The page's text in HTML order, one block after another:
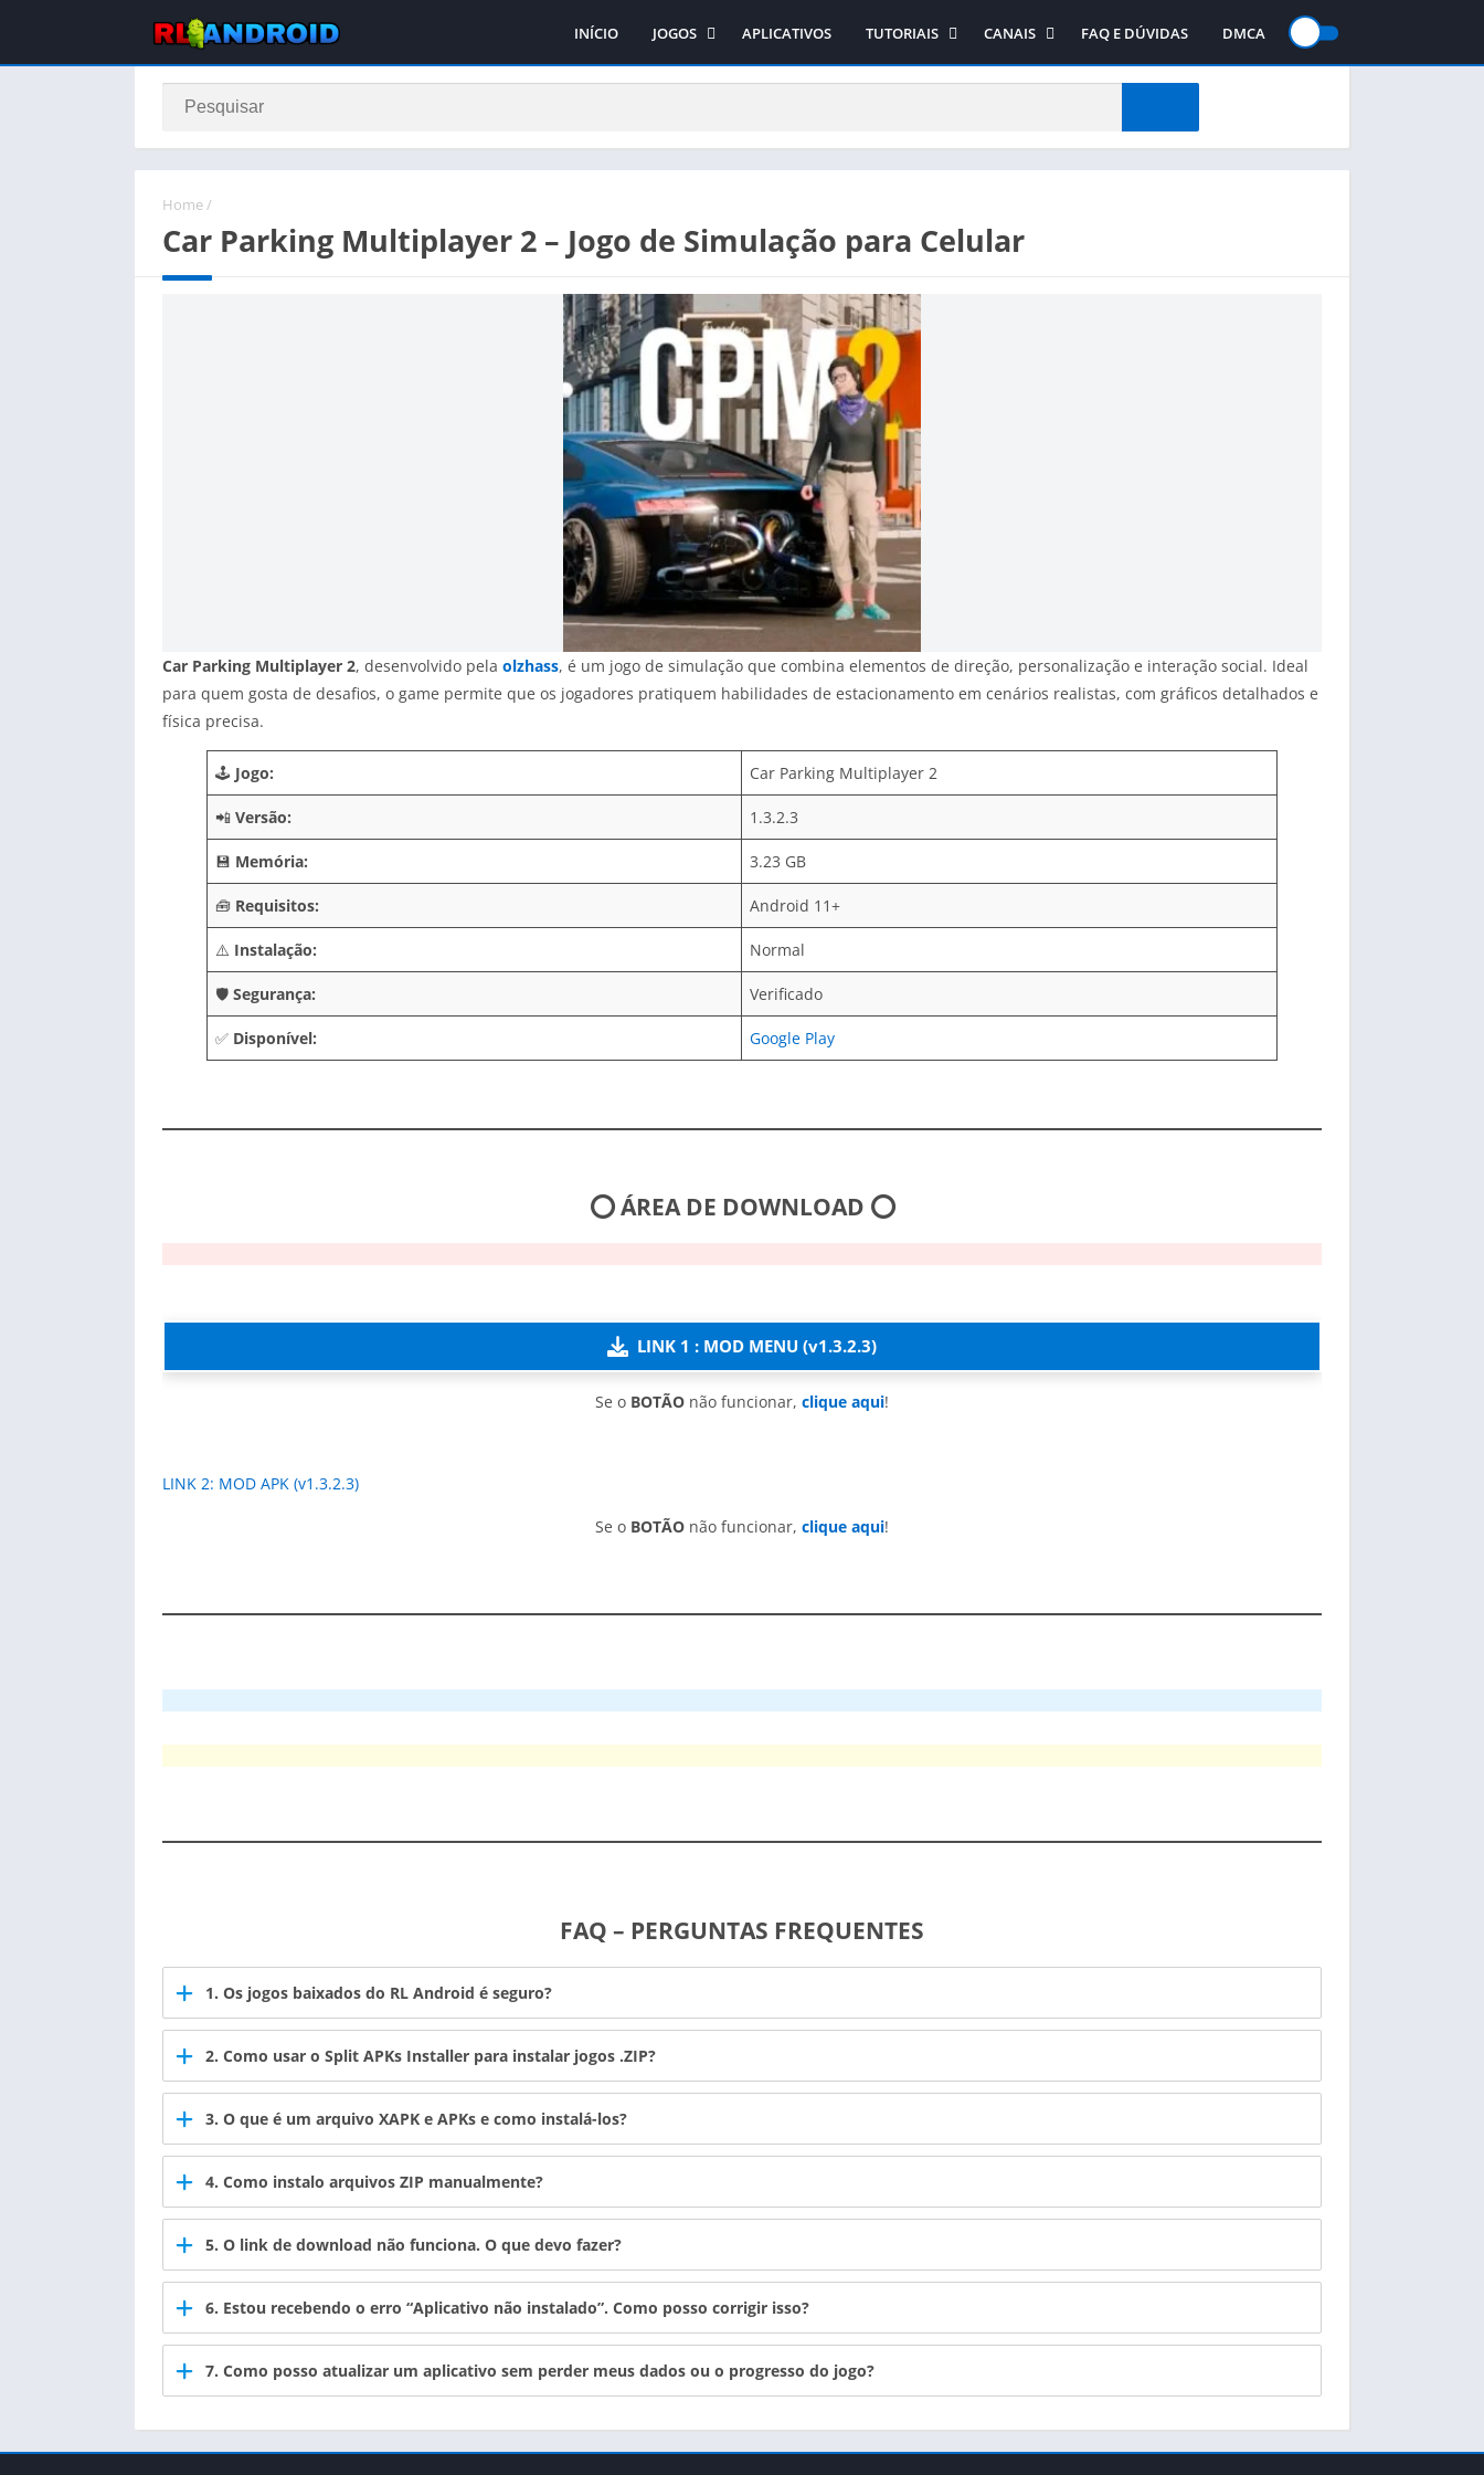
INÍCIO
JOGOS
Ação
Casual
Educativo
Estratégia
RPG
Simulação
APLICATIVOS
TUTORIAIS
Como obter os jogos
CANAIS
Canal no WhatsApp
FAQ E DÚVIDAS DMCA
Home /
Car Parking Multiplayer 2 – Jogo de Simulação para Celular
Car Parking Multiplayer 2, desenvolvido pela olzhass, é um jogo de simulação que combina elementos de direção, personalização e interação social. Ideal
para quem gosta de desafios, o game permite que os jogadores pratiquem habilidades de estacionamento em cenários realistas, com gráficos detalhados e
física precisa.
🕹️ Jogo: Car Parking Multiplayer 2
📲 Versão: 1.3.2.3
💾 Memória: 3.23 GB
🧰 Requisitos: Android 11+
⚠️ Instalação: Normal
🛡️ Segurança: Verificado
✅ Disponível: Google Play
⭕ ÁREA DE DOWNLOAD ⭕
LINK 1 : MOD MENU (v1.3.2.3)
Se o BOTÃO não funcionar, clique aqui!
LINK 2: MOD APK (v1.3.2.3)
Se o BOTÃO não funcionar, clique aqui!
FAQ – PERGUNTAS FREQUENTES
1. Os jogos baixados do RL Android é seguro?
2. Como usar o Split APKs Installer para instalar jogos .ZIP?
3. O que é um arquivo XAPK e APKs e como instalá-los?
4. Como instalo arquivos ZIP manualmente?
5. O link de download não funciona. O que devo fazer?
6. Estou recebendo o erro “Aplicativo não instalado”. Como posso corrigir isso?
7. Como posso atualizar um aplicativo sem perder meus dados ou o progresso do jogo?